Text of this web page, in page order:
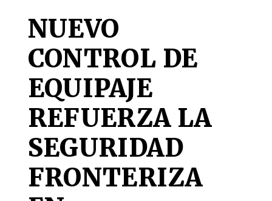
NUEVO
CONTROL DE
EQUIPAJE
REFUERZA LA
SEGURIDAD
FRONTERIZA